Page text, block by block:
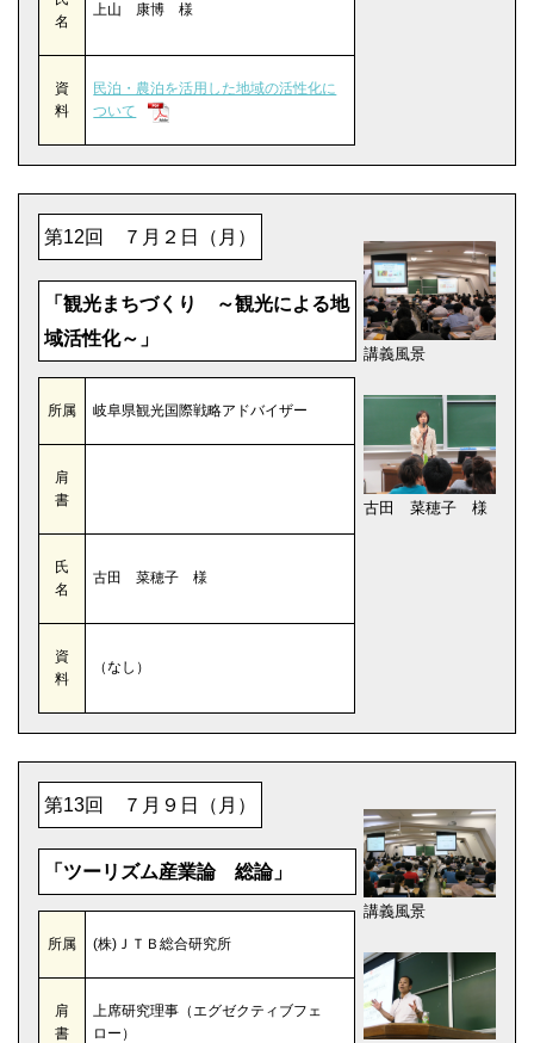
名
上山 康博 様
資
料
民泊・農泊を活用した地域の活性化に
ついて
第12回 ７月２日（月）
「観光まちづくり ～観光による地
域活性化～」
所属 岐阜県観光国際戦略アドバイザー
肩
書
氏
名
古田 菜穂子 様
資
料
（なし）
講義風景
古田 菜穂子 様
第13回 ７月９日（月）
「ツーリズム産業論 総論」
所属 (株)ＪＴＢ総合研究所
肩
書
上席研究理事（エグゼクティブフェ
ロー）
講義風景